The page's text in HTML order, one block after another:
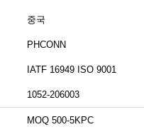
중국
PHCONN
IATF 16949 ISO 9001
1052-206003
MOQ 500-5KPC